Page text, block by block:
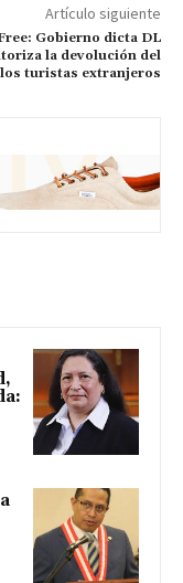
Artículo siguiente
Gobierno dicta DL
la devolución del
los turistas extranjeros